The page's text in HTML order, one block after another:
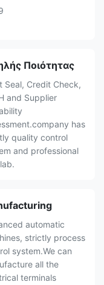
Ποιότητας
Seal, Credit Check,
and Supplier
has
quality control
and professional
automatic
strictly process
system.We can
all the
terminals